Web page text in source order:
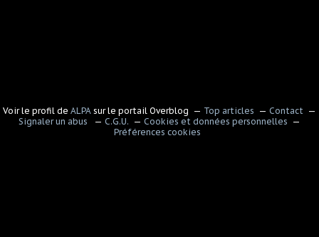
Voir le profil de ALPA sur le portail Overblog Top articles
Contact
Signaler un abus
C.G.U.
Cookies et données personnelles
Préférences cookies